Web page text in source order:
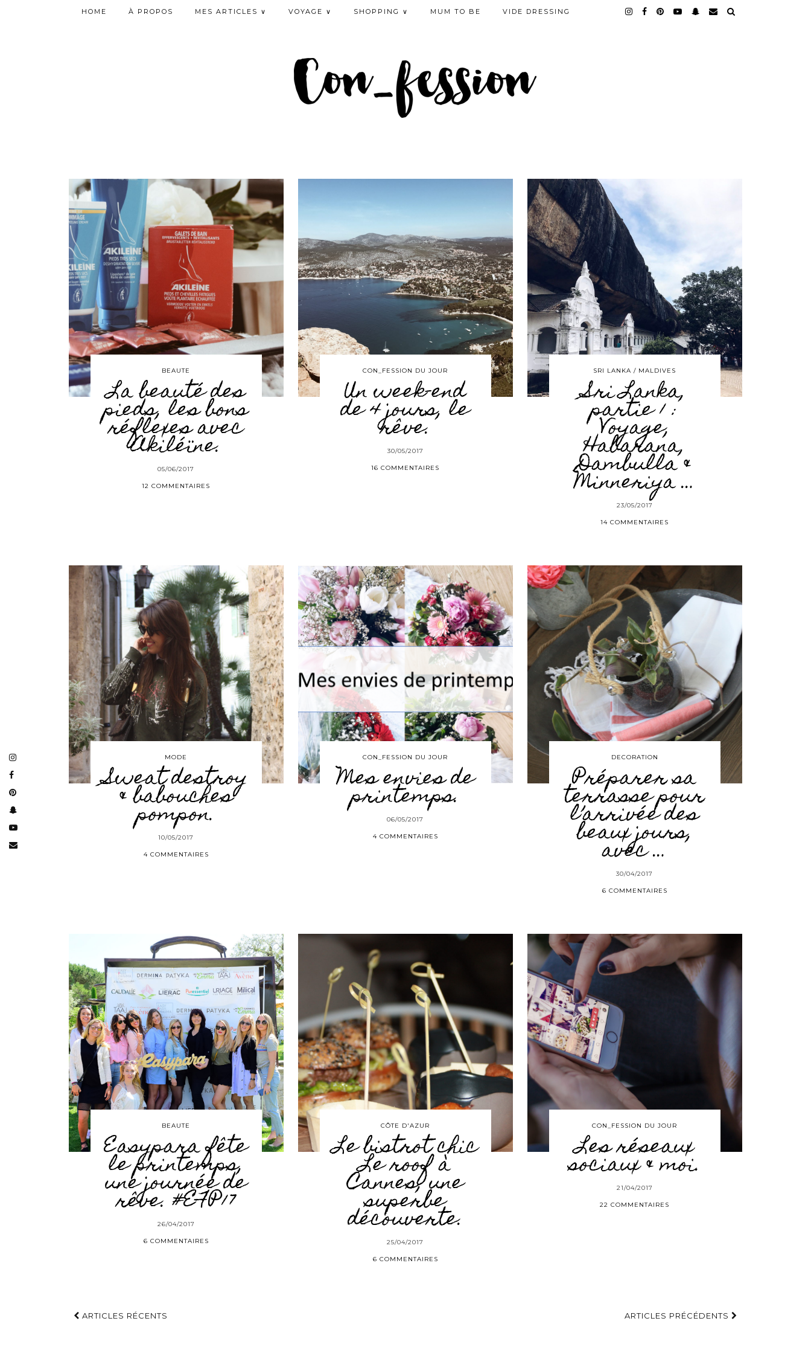
HOME À PROPOS MES ARTICLES ∨ VOYAGE ∨ SHOPPING ∨ MUM TO BE VIDE DRESSING
BEAUTE
La beauté des
pieds, les bons
réflexes avec
Akiléïne.
05/06/2017
12 COMMENTAIRES
CON_FESSION DU JOUR
Un week-end
de 4 jours, le
rêve.
30/05/2017
16 COMMENTAIRES
SRI LANKA / MALDIVES
Sri Lanka,
partie 1 :
Voyage,
Habarana,
Dambulla &
Minneriya …
23/05/2017
14 COMMENTAIRES
MODE
Sweat destroy
& babouches
pompon.
10/05/2017
4 COMMENTAIRES
CON_FESSION DU JOUR
Mes envies de
printemps.
06/05/2017
4 COMMENTAIRES
DECORATION
Préparer sa
terrasse pour
l’arrivée des
beaux jours,
avec …
30/04/2017
6 COMMENTAIRES
BEAUTE
Easypara fête
le printemps,
une journée de
rêve. #EFP17
26/04/2017
6 COMMENTAIRES
CÔTE D'AZUR
Le bistrot chic
Le roof à
Cannes, une
superbe
découverte.
25/04/2017
6 COMMENTAIRES
CON_FESSION DU JOUR
Les réseaux
sociaux & moi.
21/04/2017
22 COMMENTAIRES
ARTICLES RÉCENTS ARTICLES PRÉCÉDENTS